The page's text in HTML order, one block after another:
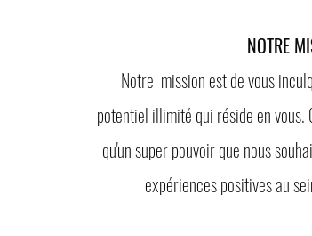
NOTRE
Notre mission est de vous
potentiel illimité qui réside en
qu'un super pouvoir que nous
expériences positives au